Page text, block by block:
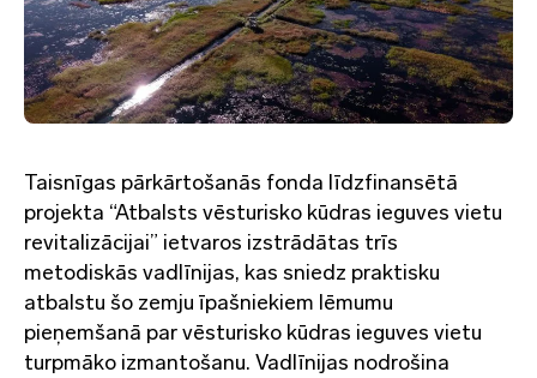
Taisnīgas pārkārtošanās fonda līdzfinansētā
projekta “Atbalsts vēsturisko kūdras ieguves vietu
revitalizācijai” ietvaros izstrādātas trīs
metodiskās vadlīnijas, kas sniedz praktisku
atbalstu šo zemju īpašniekiem lēmumu
pieņemšanā par vēsturisko kūdras ieguves vietu
turpmāko izmantošanu. Vadlīnijas nodrošina